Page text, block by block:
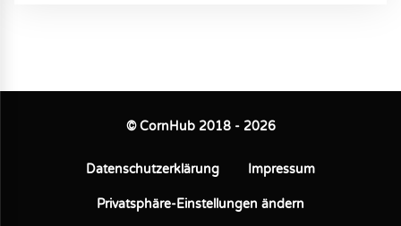
© CornHub 2018 - 2026
Datenschutzerklärung Impressum
Privatsphäre-Einstellungen ändern